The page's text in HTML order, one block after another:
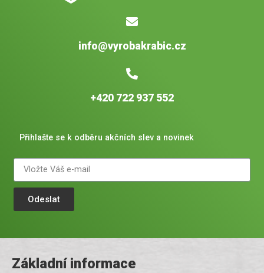
info@vyrobakrabic.cz
+420 722 937 552
Přihlašte se k odběru akčních slev a novinek
Odeslat
Základní informace